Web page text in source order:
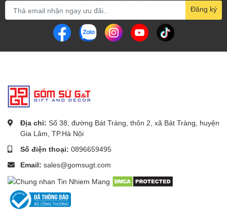
Đăng ký
Địa chỉ: Số 38, đường Bát Tràng, thôn 2, xã Bát Tràng, huyện
Gia Lâm, TP.Hà Nội
Số điện thoại: 0896659495
Email: sales@gomsugt.com